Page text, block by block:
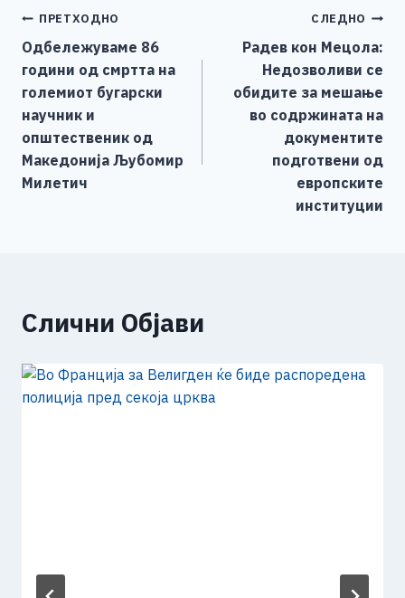
b
o
o
k
n
g
er
Li
n
k
Навигација
на
напис
ПРЕТХОДНО
Одбележуваме 86
години од смртта на
големиот бугарски
научник и
општественик од
Македонија Љубомир
Милетич
СЛЕДНО
Радев кон Мецола:
Недозволиви се
обидите за мешање
во содржината на
документите
подготвени од
европските
институции
Слични Објави